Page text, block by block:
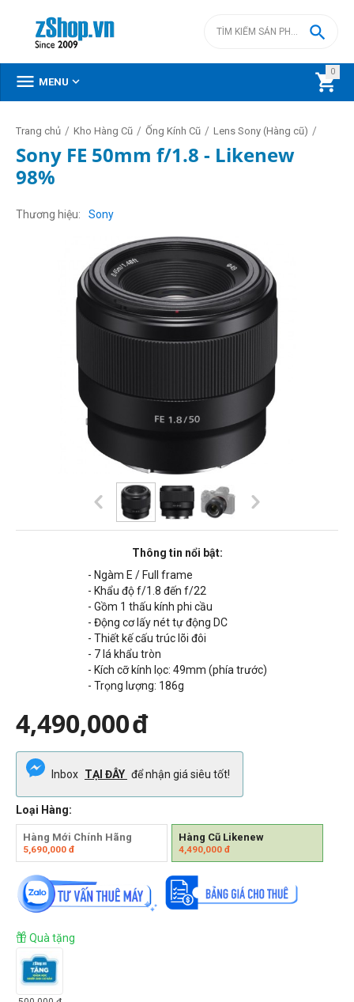
0


 MENU 
Trang chủ / Kho Hàng Cũ / Ống Kính Cũ / Lens Sony (Hàng cũ) /
Sony FE 50mm f/1.8 - Likenew
98%
Thương hiệu Sony
Thông tin nổi bật:
- Ngàm E / Full frame
- Khẩu độ f/1.8 đến f/22
- Gồm 1 thấu kính phi cầu
- Động cơ lấy nét tự động DC
- Thiết kế cấu trúc lõi đôi
- 7 lá khẩu tròn
- Kích cỡ kính lọc: 49mm (phía trước)
- Trọng lượng: 186g
4,490,000đ
Inbox TẠI ĐÂY để nhận giá siêu tốt!
Loại Hàng:
Hàng Mới Chính Hãng
5,690,000 đ
Hàng Cũ Likenew
4,490,000đ
Quà tặng